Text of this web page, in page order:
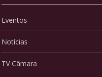
Eventos
Notícias
TV Câmara